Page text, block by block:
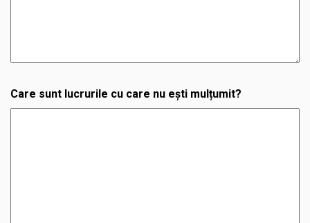
Care sunt lucrurile cu care nu ești mulțumit?